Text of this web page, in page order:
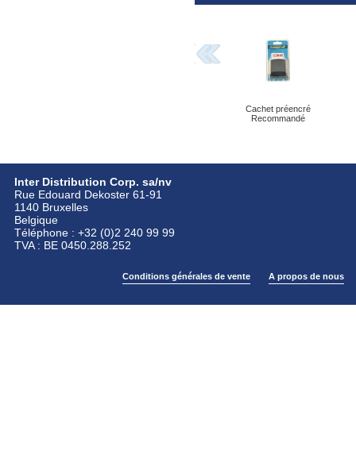
Cachet préencré
Recommandé
Inter Distribution Corp. sa/nv
Rue Edouard Dekoster 61-91
1140 Bruxelles
Belgique
Téléphone : +32 (0)2 240 99 99
TVA : BE 0450.288.252
Conditions générales de vente A propos de nous